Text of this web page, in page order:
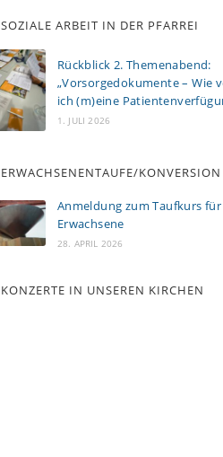
SOZIALE ARBEIT IN DER PFARREI
Rückblick 2. Themenabend:
„Vorsorgedokumente – Wie
ich (m)eine
1. JULI 2026
ERWACHSENENTAUFE/KONVERSION
Anmeldung zum Taufkurs für
Erwachsene
28. APRIL 2026
KONZERTE IN UNSEREN KIRCHEN